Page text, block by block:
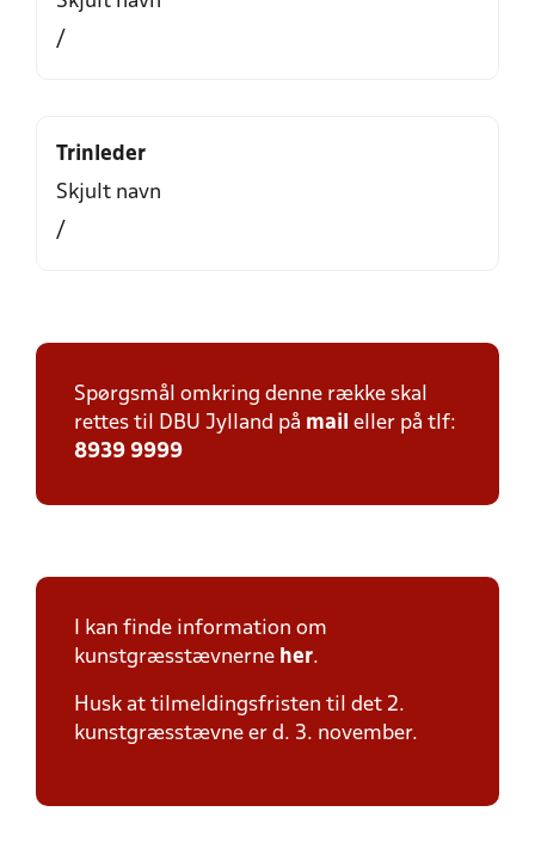
/
Trinleder
Skjult navn
/
Spørgsmål omkring denne række skal
rettes til DBU Jylland på mail eller på tlf:
8939 9999
I kan finde information om
kunstgræsstævnerne her.
Husk at tilmeldingsfristen til det 2.
kunstgræsstævne er d. 3. november.